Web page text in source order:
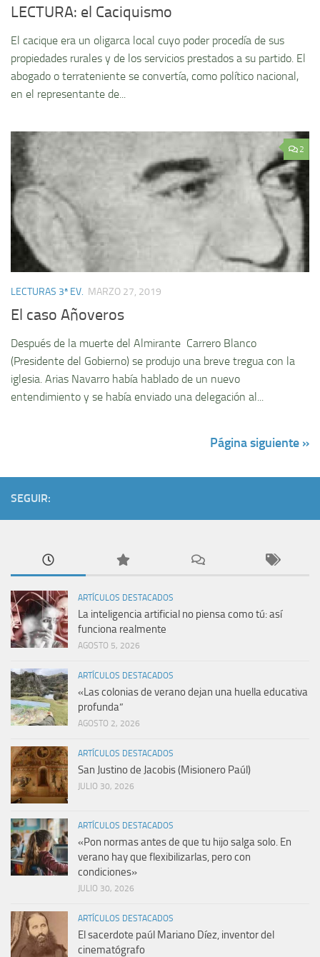
LECTURA: el Caciquismo
El cacique era un oligarca local cuyo poder procedía de sus
propiedades rurales y de los servicios prestados a su partido. El
abogado o terrateniente se convertía, como político nacional,
en el representante de...
2
LECTURAS 3ª EV. MARZO 27, 2019
El caso Añoveros
Después de la muerte del Almirante Carrero Blanco
(Presidente del Gobierno) se produjo una breve tregua con la
iglesia. Arias Navarro habí­a hablado de un nuevo
entendimiento y se habí­a enviado una delegación al...
Página siguiente »
SEGUIR:
ARTÍCULOS DESTACADOS
La inteligencia artificial no piensa como tú: así
funciona realmente
AGOSTO 5, 2026
ARTÍCULOS DESTACADOS
«Las colonias de verano dejan una huella educativa
profunda”
AGOSTO 2, 2026
ARTÍCULOS DESTACADOS
San Justino de Jacobis (Misionero Paúl)
JULIO 30, 2026
ARTÍCULOS DESTACADOS
«Pon normas antes de que tu hijo salga solo. En
verano hay que flexibilizarlas, pero con
condiciones»
JULIO 30, 2026
ARTÍCULOS DESTACADOS
El sacerdote paúl Mariano Díez, inventor del
cinematógrafo